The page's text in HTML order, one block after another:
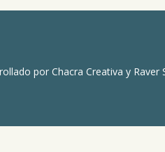
por Chacra Creativa y Raver